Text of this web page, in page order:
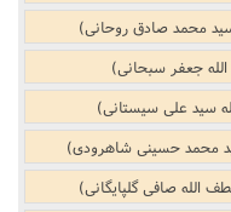
سید محمد صادق روحانی)
جعفر سبحانی)
سید علی سیستانی)
محمد حسینی شاهرودی)
الله صافی گلپایگانی)